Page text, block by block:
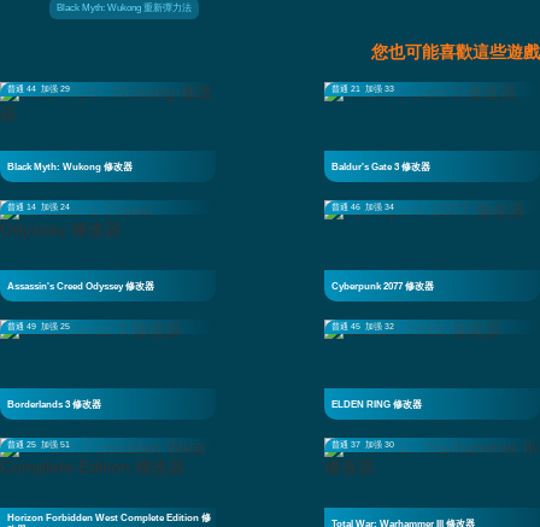
Black Myth: Wukong 重新彈力法
您也可能喜歡這些遊戲
普通 44 加强 29
Black Myth: Wukong 修改器
普通 21 加强 33
Baldur's Gate 3 修改器
普通 14 加强 24
Assassin's Creed Odyssey 修改器
普通 46 加强 34
Cyberpunk 2077 修改器
普通 49 加强 25
Borderlands 3 修改器
普通 45 加强 32
ELDEN RING 修改器
普通 25 加强 51
Horizon Forbidden West Complete Edition 修
普通 37 加强 30
Total War: Warhammer III 修改器